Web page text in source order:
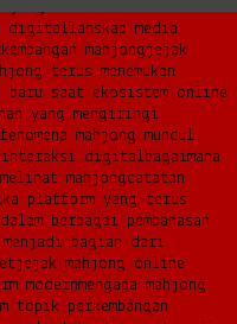
digitallanskap media
mahjongjejak
terus menemukan
baru saat ekosistem online
yang mengiringi
fenomena mahjong muncul
interaksi digital bagaimana
mahjongcatatan
platform yang terus
berbagai pembahasan
bagian dari
jejak mahjong online
modernmengapa mahjong
topik perkembangan